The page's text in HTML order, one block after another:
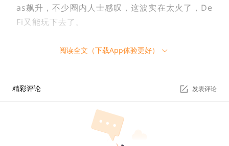
as飙升，不少圈内人士感叹，这波实在太火了，De
Fi又能玩下去了。
移走近10亿美元，这对于没有代币机制的Uniswap
来说，未免压力巨大。果不其然，此举不但让Unis
wap失去了DeFi总锁仓榜榜首的宝座，甚至一度掉
出前十，Uniswap市场份额受到了前所未有的挑
阅读全文（下载App体验更好）
精彩评论 发表评论